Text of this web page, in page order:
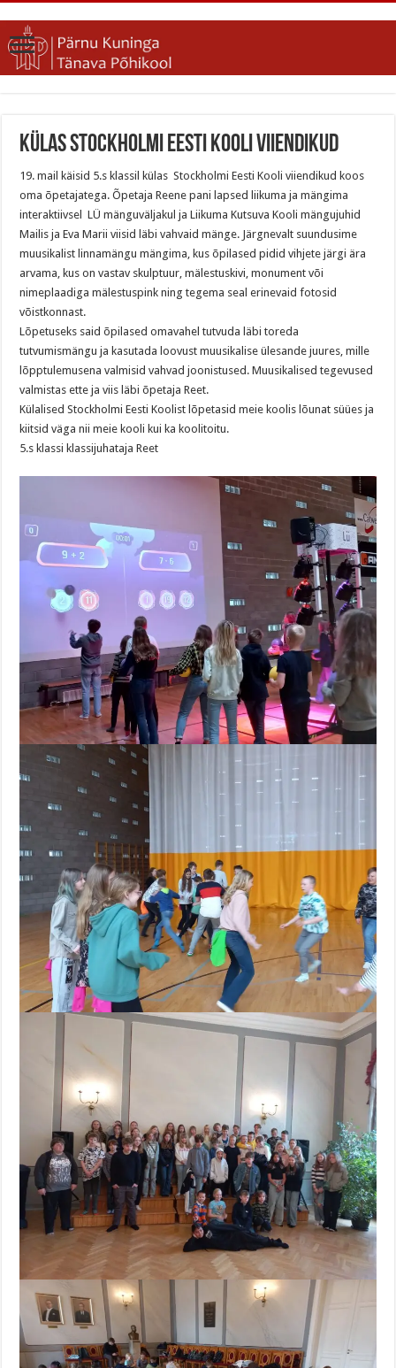
Külas Stockholmi Eesti Kooli viiendikud
19. mail käisid 5.s klassil külas Stockholmi Eesti Kooli viiendikud koos
oma õpetajatega. Õpetaja Reene pani lapsed liikuma ja mängima
interaktiivsel LÜ mänguväljakul ja Liikuma Kutsuva Kooli mängujuhid
Mailis ja Eva Marii viisid läbi vahvaid mänge. Järgnevalt suundusime
muusikalist linnamängu mängima, kus õpilased pidid vihjete järgi ära
arvama, kus on vastav skulptuur, mälestuskivi, monument või
nimeplaadiga mälestuspink ning tegema seal erinevaid fotosid
võistkonnast.
Lõpetuseks said õpilased omavahel tutvuda läbi toreda
tutvumismängu ja kasutada loovust muusikalise ülesande juures, mille
lõpptulemusena valmisid vahvad joonistused. Muusikalised tegevused
valmistas ette ja viis läbi õpetaja Reet.
Külalised Stockholmi Eesti Koolist lõpetasid meie koolis lõunat süües ja
kiitsid väga nii meie kooli kui ka koolitoitu.
5.s klassi klassijuhataja Reet